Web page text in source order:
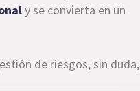
y se convierta en un
de riesgos, sin duda,